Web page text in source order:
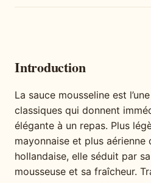
Introduction
La sauce mousseline est
classiques qui donnent
élégante à un repas. Plus
mayonnaise et plus aérienne
hollandaise, elle séduit par
mousseuse et sa fraîcheur.